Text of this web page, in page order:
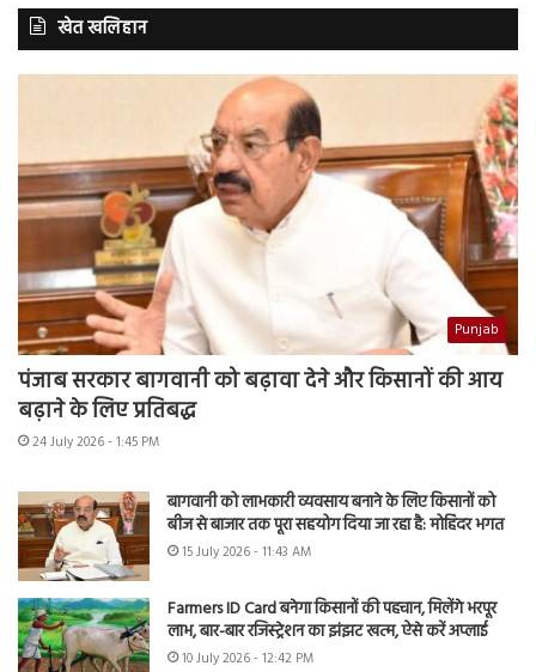
खेत खलिहान
Punjab
पंजाब सरकार बागवानी को बढ़ावा देने और किसानों की आय
बढ़ाने के लिए प्रतिबद्ध
24 July 2026 - 1:45 PM
बागवानी को लाभकारी व्यवसाय बनाने के लिए किसानों को
बीज से बाजार तक पूरा सहयोग दिया जा रहा है: मोहिंदर भगत
15 July 2026 - 11:43 AM
Farmers ID Card बनेगा किसानों की पहचान, मिलेंगे भरपूर
लाभ, बार-बार रजिस्ट्रेशन का झंझट खत्म, ऐसे करें अप्लाई
10 July 2026 - 12:42 PM